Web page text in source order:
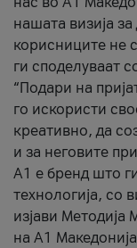
нашата визија
корисниците не
ги споделуваат
“Подари на
го искористи
креативно, да
и за неговите
А1 е бренд што
технологија, со
изјави
на А1